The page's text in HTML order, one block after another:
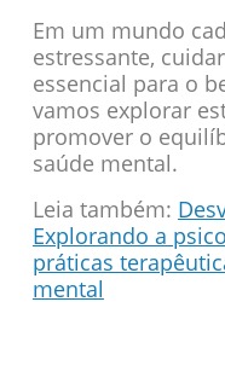
Em um mundo
estressante,
essencial para o
vamos explorar
promover o
saúde mental.
Leia também:
Explorando a
práticas
mental